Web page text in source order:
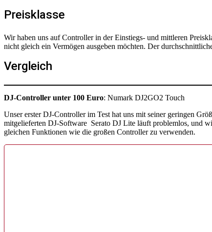
Preisklasse
Wir haben uns auf Controller in der Einstiegs- und mittleren
nicht gleich ein Vermögen ausgeben möchten. Der
Vergleich
DJ-Controller unter 100 Euro: Numark DJ2GO2 Touch
Unser erster DJ-Controller im Test hat uns mit seiner geringen
mitgelieferten DJ-Software Serato DJ Lite läuft problemlos, und
gleichen Funktionen wie die großen Controller zu verwenden.